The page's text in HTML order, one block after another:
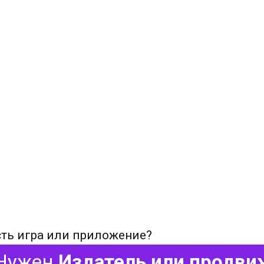
игра или приложение?